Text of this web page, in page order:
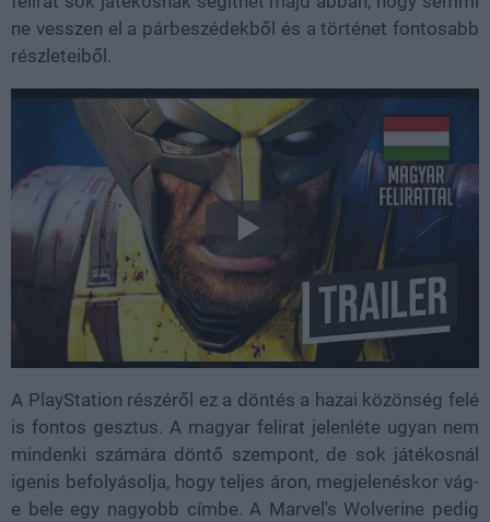
ne vesszen el a párbeszédekből és a történet fontosabb
részleteiből.
A PlayStation részéről ez a döntés a hazai közönség felé
is fontos gesztus. A magyar felirat jelenléte ugyan nem
mindenki számára döntő szempont, de sok játékosnál
igenis befolyásolja, hogy teljes áron, megjelenéskor vág-
e bele egy nagyobb címbe. A Marvel's Wolverine pedig